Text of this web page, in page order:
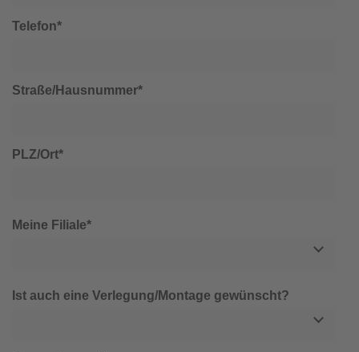
Telefon*
Straße/Hausnummer*
PLZ/Ort*
Meine Filiale*
Ist auch eine Verlegung/Montage gewünscht?